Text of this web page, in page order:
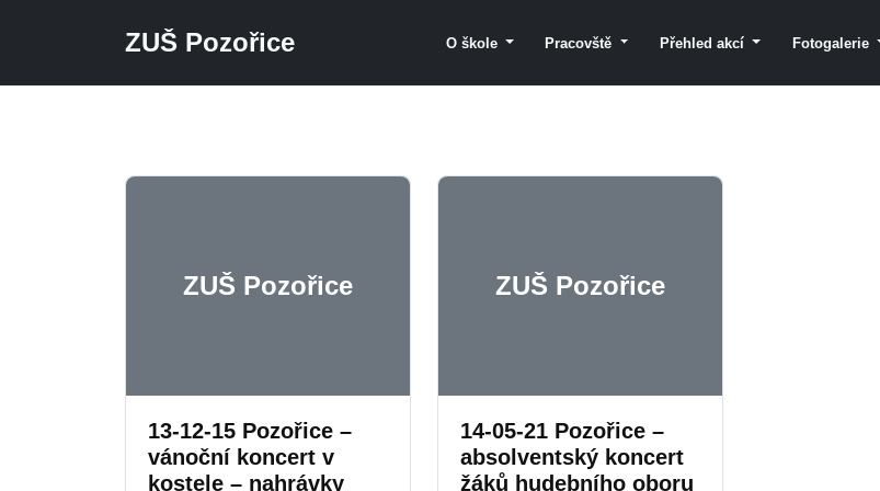
ZUŠ Pozořice O škole Pracovště Přehled akcí Fotogalerie
ZUŠ Pozořice
13-12-15 Pozořice –
vánoční koncert v
kostele – nahrávky
ZUŠ Pozořice
14-05-21 Pozořice –
absolventský koncert
žáků hudebního oboru